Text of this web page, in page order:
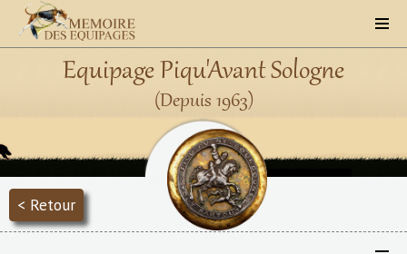
Equipage Piqu'Avant Sologne
(Depuis 1963)
< Retour